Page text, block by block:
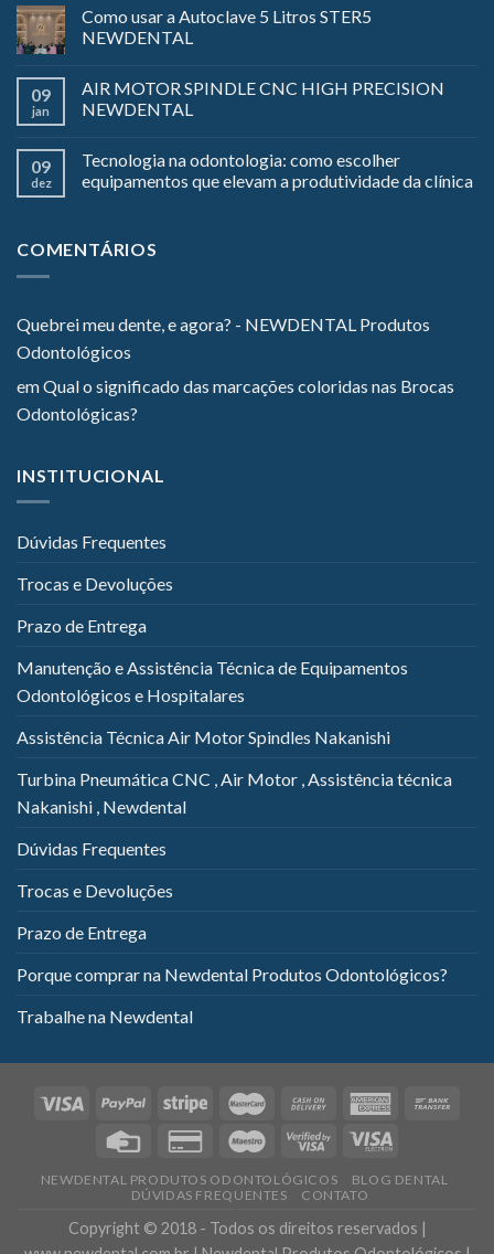
Como usar a Autoclave 5 Litros STER5
NEWDENTAL
09
jan
AIR MOTOR SPINDLE CNC HIGH PRECISION
NEWDENTAL
09
dez
Tecnologia na odontologia: como escolher
equipamentos que elevam a produtividade da clínica
COMENTÁRIOS
Quebrei meu dente, e agora? - NEWDENTAL Produtos
Odontológicos
emQual o significado das marcações coloridas nas Brocas
Odontológicas?
INSTITUCIONAL
Dúvidas Frequentes
Trocas e Devoluções
Prazo de Entrega
Manutenção e Assistência Técnica de Equipamentos
Odontológicos e Hospitalares
Assistência Técnica Air Motor Spindles Nakanishi
Turbina Pneumática CNC , Air Motor , Assistência técnica
Nakanishi , Newdental
Dúvidas Frequentes
Trocas e Devoluções
Prazo de Entrega
Porque comprar na Newdental Produtos Odontológicos?
Trabalhe na Newdental
NEWDENTAL PRODUTOS ODONTOLÓGICOS
BLOG DENTAL
DÚVIDAS FREQUENTES
CONTATO
Copyright © 2018 - Todos os direitos reservados |